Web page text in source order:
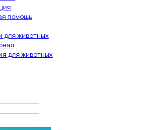
помощь
для животных
для животных